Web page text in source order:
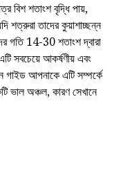
বিশ শতাংশ বৃদ্ধি পায়,
শত্রুরা তাদের কুয়াশাচ্ছন্ন
গতি 14-30 শতাংশ দ্বারা
সবচেয়ে আকর্ষণীয় এবং
আপনাকে এটি সম্পর্কে
ভাল অঞ্চল, কারণ সেখানে